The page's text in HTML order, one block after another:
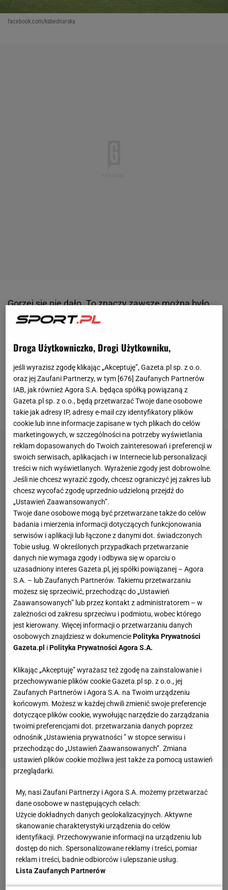
facebook.com/ksbednarska
Gorzej się nie dało. To znaczy zawsze można było
stracić więcej goliw 13 meczach niż 65 (średnia pięć
mimo fatalnego sezonu utrzymała się jednak w A-
klasie (grupa: Warszawa I). I teraz zapowiada walkę
o wyższe cele: - Etap rozdawania punktów rywalom
uznajemy za zamknięty - czytamy na
facebookowym profilu drużyny.
Zobacz wideoPopis Roberta Lewandowskiego!
Maszyna do strzelania goli [ELEVEN SPORTS]
Pandemia koronawirusasprawiła, że PZPN
anulował sezony w niższych ligach, a co za tym idzie
- także spadki. - Nie postowaliśmy przez ostatni rok,
Droga Użytkowniczko, Drogi Użytkowniku,
jeśli wyrazisz zgodę klikając „Akceptuję”, Gazeta.pl sp. z o.o.
oraz jej Zaufani Partnerzy, w tym [676] Zaufanych Partnerów
IAB, jak również Agora S.A. będąca spółką powiązaną z
Gazeta.pl sp. z o.o., będą przetwarzać Twoje dane osobowe
takie jak adresy IP, adresy e-mail czy identyfikatory plików
cookie lub inne informacje zapisane w tych plikach do celów
marketingowych, w szczególności na potrzeby wyświetlania
reklam dopasowanych do Twoich zainteresowań i preferencji w
swoich serwisach, aplikacjach i w Internecie lub personalizacji
treści w nich wyświetlanych. Wyrażenie zgody jest dobrowolne.
Jeśli nie chcesz wyrazić zgody, chcesz ograniczyć jej zakres lub
chcesz wycofać zgodę uprzednio udzieloną przejdź do
„Ustawień Zaawansowanych”.
Twoje dane osobowe mogą być przetwarzane także do celów
badania i mierzenia informacji dotyczących funkcjonowania
serwisów i aplikacji lub łączone z danymi dot. świadczonych
Tobie usług. W określonych przypadkach przetwarzanie
danych nie wymaga zgody i odbywa się w oparciu o
uzasadniony interes Gazeta.pl, jej spółki powiązanej – Agora
S.A. – lub Zaufanych Partnerów. Takiemu przetwarzaniu
możesz się sprzeciwić, przechodząc do „Ustawień
Zaawansowanych” lub przez kontakt z administratorem – w
zależności od zakresu sprzeciwu i podmiotu, wobec którego
jest kierowany. Więcej informacji o przetwarzaniu danych
osobowych znajdziesz w dokumenciePolityka Prywatności
Gazeta.pl iPolityka Prywatności Agora S.A.
Klikając „Akceptuję” wyrażasz też zgodę na zainstalowanie i
przechowywanie plików cookie Gazeta.pl sp. z o.o., jej
Zaufanych Partnerów i Agora S.A. na Twoim urządzeniu
końcowym. Możesz w każdej chwili zmienić swoje preferencje
dotyczące plików cookie, wywołując narzędzie do zarządzania
twoimi preferencjami dot. przetwarzania danych poprzez
odnośnik „Ustawienia prywatności ” w stopce serwisu i
przechodząc do „Ustawień Zaawansowanych”. Zmiana
ustawień plików cookie możliwa jest także za pomocą ustawień
przeglądarki.
My, nasi Zaufani Partnerzy i Agora S.A. możemy przetwarzać
dane osobowe w następujących celach:
Użycie dokładnych danych geolokalizacyjnych. Aktywne
skanowanie charakterystyki urządzenia do celów
identyfikacji. Przechowywanie informacji na urządzeniu lub
dostęp do nich. Spersonalizowane reklamy i treści, pomiar
reklam i treści, badnie odbiorców i ulepszanie usług.
Lista Zaufanych Partnerów